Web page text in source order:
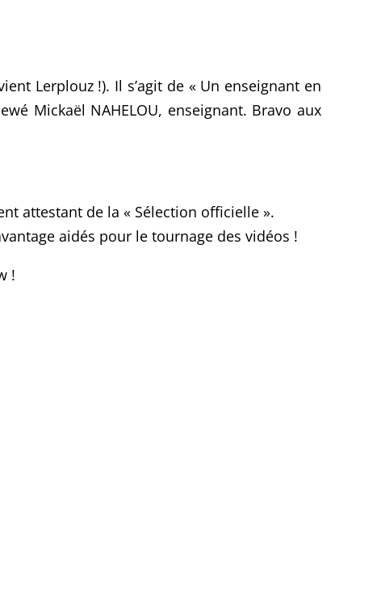
Lerplouz !). Il s’agit de « Un enseignant en
Mickaël NAHELOU, enseignant. Bravo aux
attestant de la « Sélection officielle ».
aidés pour le tournage des vidéos !
!